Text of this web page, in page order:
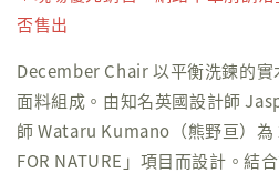
否售出
December Chair 以平衡洗鍊的
面料組成。由知名英國設計師
師 Wataru Kumano（熊野亘）為
FOR NATURE」項目而設計。結